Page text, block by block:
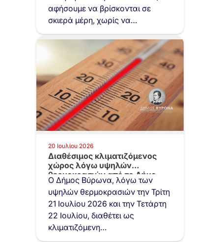
αφήσουμε να βρίσκονται σε
σκιερά μέρη, χωρίς να…
20 Ιουλίου 2026
Διαθέσιμος κλιματιζόμενος
χώρος λόγω υψηλών
θερμοκρασιών από το Δήμο
Βύρωνα…
Ο Δήμος Βύρωνα, λόγω των
υψηλών θερμοκρασιών την Τρίτη
21 Ιουλίου 2026 και την Τετάρτη
22 Ιουλίου, διαθέτει ως
κλιματιζόμενη…